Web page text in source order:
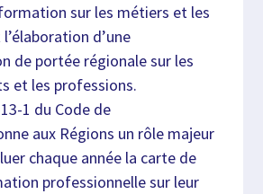
sur les métiers et les
d’une
de portée régionale sur les
et les professions.
1 du Code de
aux Régions un rôle majeur
chaque année la carte de
professionnelle sur leur